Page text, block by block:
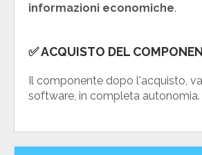
informazioni economiche.
✅ACQUISTO DEL
Il componente dopo l'acquisto,
software, in completa autonomia.